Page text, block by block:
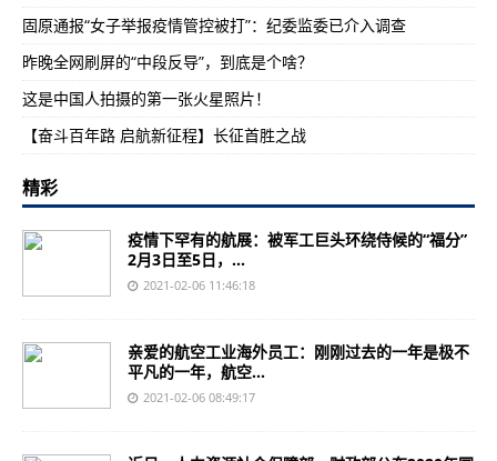
固原通报“女子举报疫情管控被打”：纪委监委已介入调查
昨晚全网刷屏的“中段反导”，到底是个啥？
这是中国人拍摄的第一张火星照片！
【奋斗百年路 启航新征程】长征首胜之战
精彩
疫情下罕有的航展：被军工巨头环绕侍候的“福分”
2月3日至5日，...
2021-02-06 11:46:18
亲爱的航空工业海外员工：刚刚过去的一年是极不
平凡的一年，航空...
2021-02-06 08:49:17